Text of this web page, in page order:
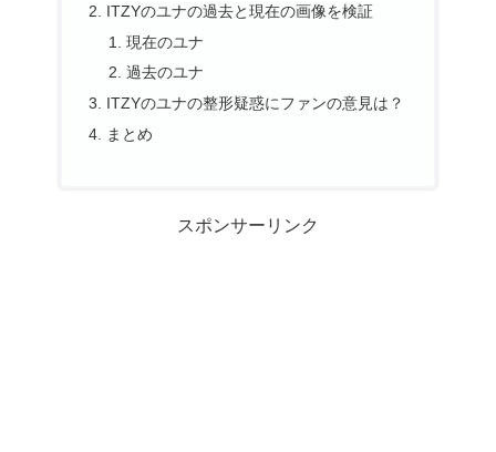
ITZYのユナの過去と現在の画像を検証
現在のユナ
過去のユナ
ITZYのユナの整形疑惑にファンの意見は？
まとめ
スポンサーリンク